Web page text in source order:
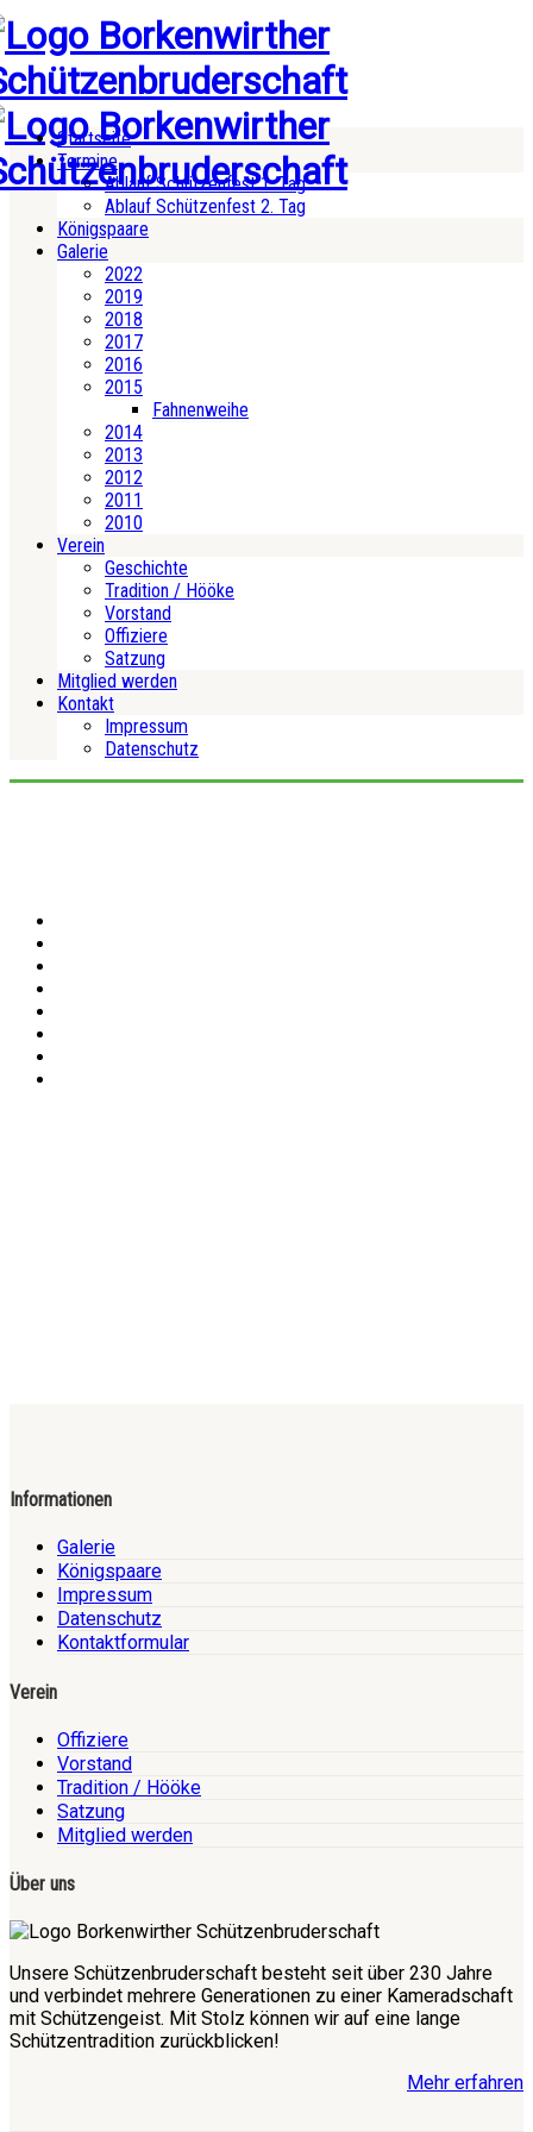
Startseite
Termine
Ablauf Schützenfest 1. Tag
Ablauf Schützenfest 2. Tag
Königspaare
Galerie
2022
2019
2018
2017
2016
2015
Fahnenweihe
2014
2013
2012
2011
2010
Verein
Geschichte
Tradition / Hööke
Vorstand
Offiziere
Satzung
Mitglied werden
Kontakt
Impressum
Datenschutz
Informationen
Galerie
Königspaare
Impressum
Datenschutz
Kontaktformular
Verein
Offiziere
Vorstand
Tradition / Hööke
Satzung
Mitglied werden
Über uns
Unsere Schützenbruderschaft besteht seit über 230 Jahre
und verbindet mehrere Generationen zu einer Kameradschaft
mit Schützengeist. Mit Stolz können wir auf eine lange
Schützentradition zurückblicken!
Mehr erfahren